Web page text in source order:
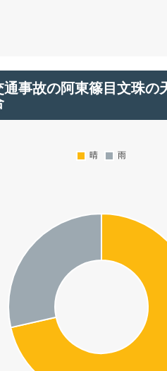
通事故の阿東篠目文珠の